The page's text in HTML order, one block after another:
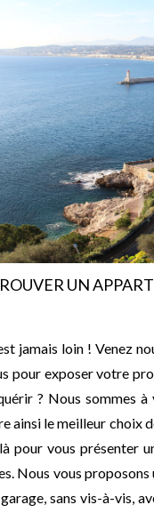
UN
jamais loin ! Venez
pour exposer votre
? Nous sommes
ainsi le meilleur choix
pour vous présenter
Nous vous proposons
sans vis-à-vis,